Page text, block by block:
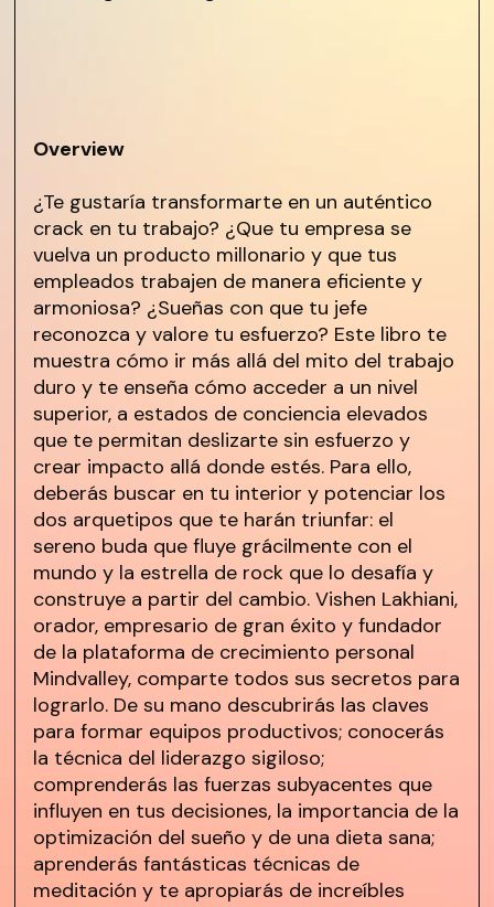
Overview
¿Te gustaría transformarte en un auténtico
crack en tu trabajo? ¿Que tu empresa se
vuelva un producto millonario y que tus
empleados trabajen de manera eficiente y
armoniosa? ¿Sueñas con que tu jefe
reconozca y valore tu esfuerzo? Este libro te
muestra cómo ir más allá del mito del trabajo
duro y te enseña cómo acceder a un nivel
superior, a estados de conciencia elevados
que te permitan deslizarte sin esfuerzo y
crear impacto allá donde estés. Para ello,
deberás buscar en tu interior y potenciar los
dos arquetipos que te harán triunfar: el
sereno buda que fluye grácilmente con el
mundo y la estrella de rock que lo desafía y
construye a partir del cambio. Vishen Lakhiani,
orador, empresario de gran éxito y fundador
de la plataforma de crecimiento personal
Mindvalley, comparte todos sus secretos para
lograrlo. De su mano descubrirás las claves
para formar equipos productivos; conocerás
la técnica del liderazgo sigiloso;
comprenderás las fuerzas subyacentes que
influyen en tus decisiones, la importancia de la
optimización del sueño y de una dieta sana;
aprenderás fantásticas técnicas de
meditación y te apropiarás de increíbles